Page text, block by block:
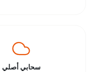
سحابي أصلي